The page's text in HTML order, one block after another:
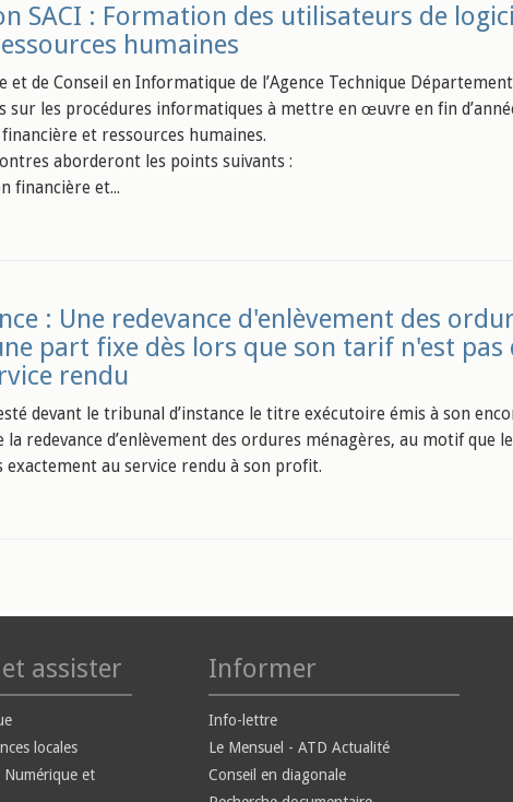
SACI : Formation des utilisateurs de
humaines
et de Conseil en Informatique de l’Agence Technique
sur les procédures informatiques à mettre en œuvre en fin
et ressources humaines.
aborderont les points suivants :
financière et...
: Une redevance d'enlèvement des
part fixe dès lors que son tarif n'est
rendu
devant le tribunal d’instance le titre exécutoire émis à son
redevance d’enlèvement des ordures ménagères, au motif que
exactement au service rendu à son profit.
assister
locales
Numérique et
Informer
Info-lettre
Le Mensuel - ATD Actualité
Conseil en diagonale